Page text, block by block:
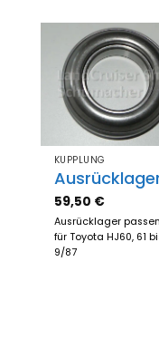
KUPPLUNG
59,50 €
Ausrücklager
für Toyota HJ60, 61
9/87